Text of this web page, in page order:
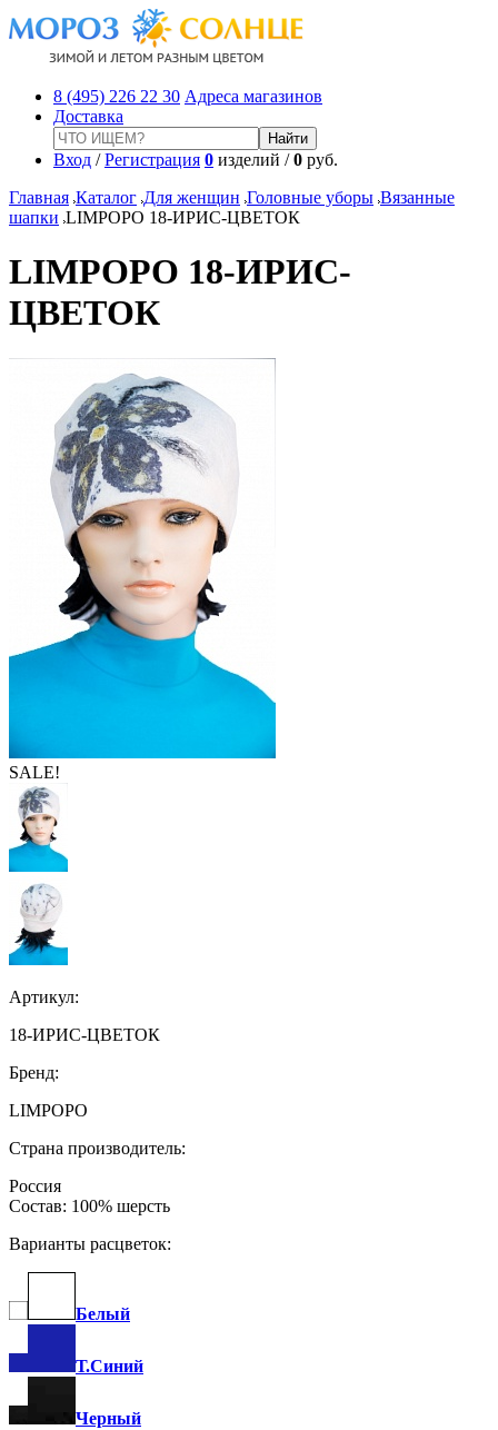
8 (495) 226 22 30 Адреса магазинов
Доставка
Вход /Регистрация 0 изделий /0 руб.
Главная Каталог Для женщин Головные уборы Вязанные
шапки LIMPOPO 18-ИРИС-ЦВЕТОК
LIMPOPO 18-ИРИС-
ЦВЕТОК
SALE!
Артикул:
18-ИРИС-ЦВЕТОК
Бренд:
LIMPOPO
Страна производитель:
Россия
Состав: 100% шерсть
Варианты расцветок:
Белый
Т.Синий
Черный